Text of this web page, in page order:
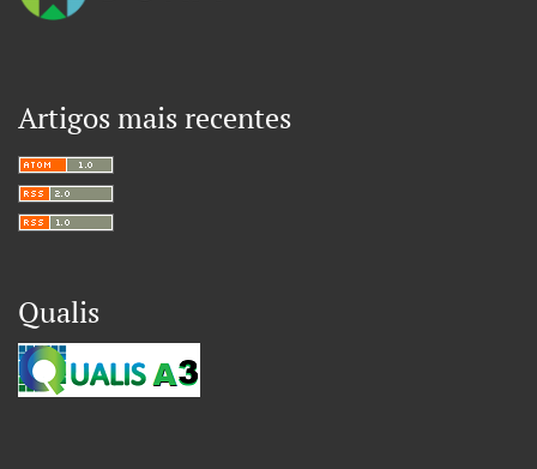
Artigos mais recentes
Qualis